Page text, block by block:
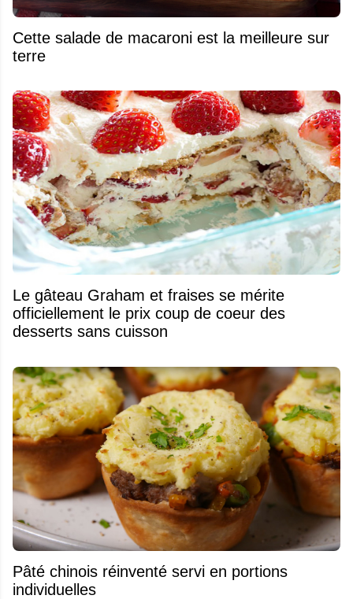
Cette salade de macaroni est la meilleure sur
terre
Le gâteau Graham et fraises se mérite
officiellement le prix coup de coeur des
desserts sans cuisson
Pâté chinois réinventé servi en portions
individuelles